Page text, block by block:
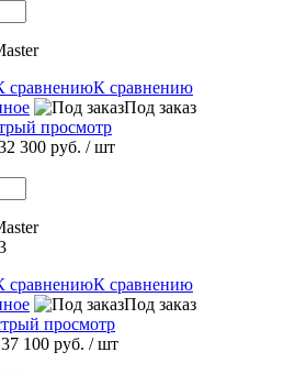
К сравнению
Под заказ
просмотр
300 руб. / шт
К сравнению
Под заказ
просмотр
100 руб. / шт